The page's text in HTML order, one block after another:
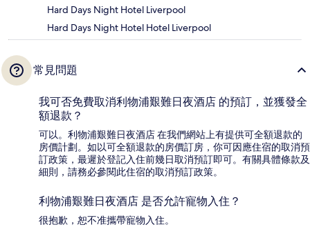
Hard Days Night Hotel Liverpool
Hard Days Night Hotel Hotel Liverpool
常見問題
我可否免費取消利物浦艱難日夜酒店 的預訂，並獲發全
額退款？
可以。利物浦艱難日夜酒店 在我們網站上有提供可全額退款的
房價計劃。如以可全額退款的房價訂房，你可因應住宿的取消預
訂政策，最遲於登記入住前幾日取消預訂即可。有關具體條款及
細則，請務必參閱此住宿的取消預訂政策。
利物浦艱難日夜酒店 是否允許寵物入住？
很抱歉，恕不准攜帶寵物入住。